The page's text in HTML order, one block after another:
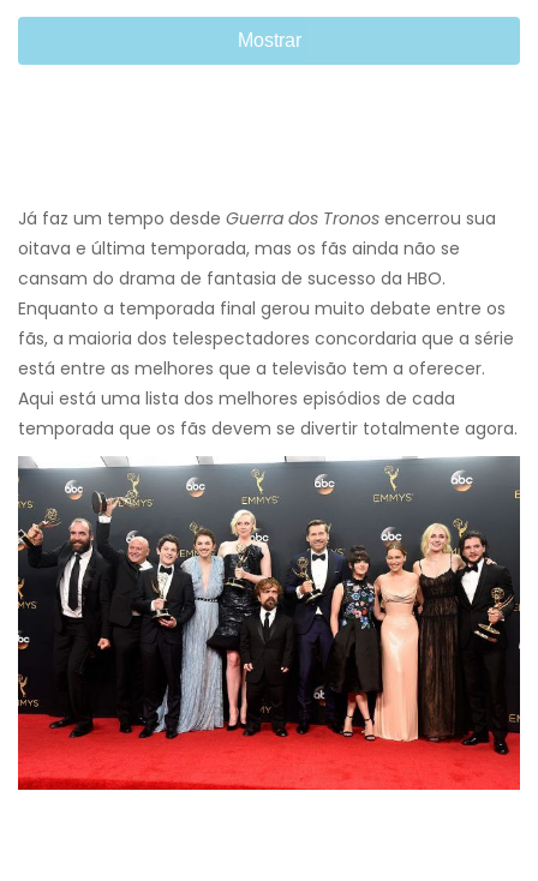
Mostrar
Já faz um tempo desde Guerra dos Tronos encerrou sua
oitava e última temporada, mas os fãs ainda não se
cansam do drama de fantasia de sucesso da HBO.
Enquanto a temporada final gerou muito debate entre os
fãs, a maioria dos telespectadores concordaria que a série
está entre as melhores que a televisão tem a oferecer.
Aqui está uma lista dos melhores episódios de cada
temporada que os fãs devem se divertir totalmente agora.